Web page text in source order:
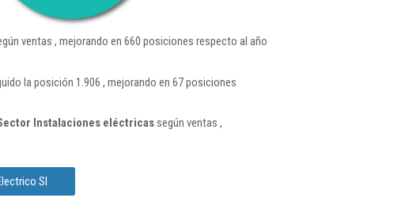
ventas , mejorando en 660 posiciones respecto al año
la posición 1.906 , mejorando en 67 posiciones
Instalaciones eléctricassegún ventas ,
Sl